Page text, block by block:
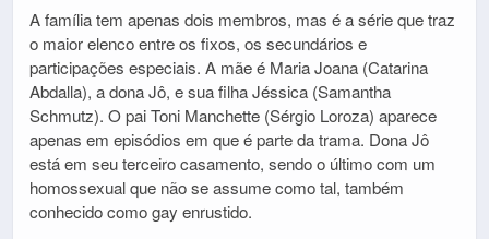
A família tem apenas dois membros, mas é a série que traz
o maior elenco entre os fixos, os secundários e
participações especiais. A mãe é Maria Joana (Catarina
Abdalla), a dona Jô, e sua filha Jéssica (Samantha
Schmutz). O pai Toni Manchette (Sérgio Loroza) aparece
apenas em episódios em que é parte da trama. Dona Jô
está em seu terceiro casamento, sendo o último com um
homossexual que não se assume como tal, também
conhecido como gay enrustido.